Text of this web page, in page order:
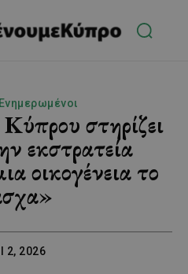
στηρίζει
εκστρατεία
οικογένεια το
2, 2026